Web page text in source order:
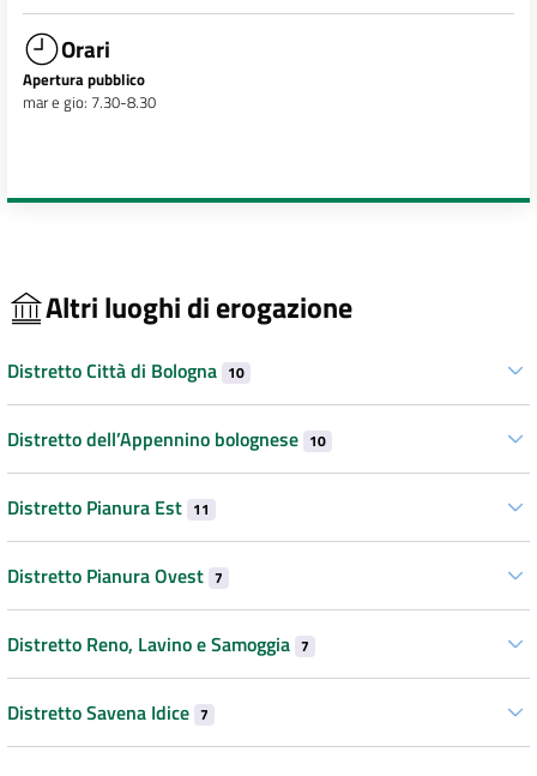
Orari
Apertura pubblico
mar e gio: 7.30-8.30
Altri luoghi di erogazione
Distretto Città di Bologna 10
Distretto dell’Appennino bolognese 10
Distretto Pianura Est 11
Distretto Pianura Ovest 7
Distretto Reno, Lavino e Samoggia 7
Distretto Savena Idice 7